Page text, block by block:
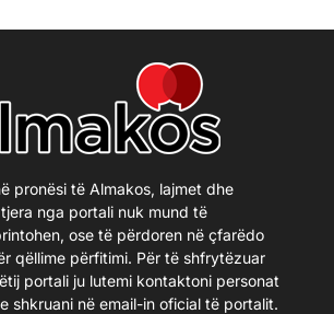
pronësi të Almakos, lajmet dhe
nga portali nuk mund të
ose të përdoren në çfarëdo
qëllime përfitimi. Për të shfrytëzuar
portali ju lutemi kontaktoni personat
shkruani në email-in oficial të portalit.